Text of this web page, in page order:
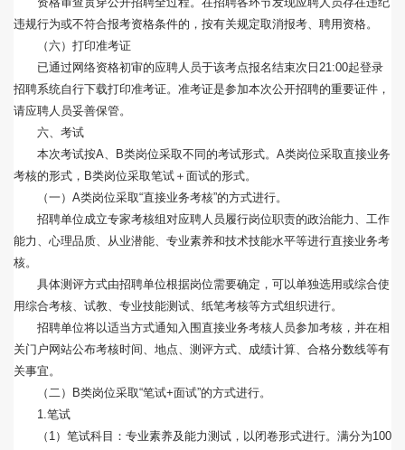
违规行为或不符合报考资格条件的，按有关规定取消报考、聘用资格。
（六）打印准考证
已通过网络资格初审的应聘人员于该考点报名结束次日21:00起登录
招聘系统自行下载打印准考证。准考证是参加本次公开招聘的重要证件，
请应聘人员妥善保管。
六、考试
本次考试按A、B类岗位采取不同的考试形式。A类岗位采取直接业务
考核的形式，B类岗位采取笔试＋面试的形式。
（一）A类岗位采取“直接业务考核”的方式进行。
招聘单位成立专家考核组对应聘人员履行岗位职责的政治能力、工作
能力、心理品质、从业潜能、专业素养和技术技能水平等进行直接业务考
核。
具体测评方式由招聘单位根据岗位需要确定，可以单独选用或综合使
用综合考核、试教、专业技能测试、纸笔考核等方式组织进行。
招聘单位将以适当方式通知入围直接业务考核人员参加考核，并在相
关门户网站公布考核时间、地点、测评方式、成绩计算、合格分数线等有
关事宜。
（二）B类岗位采取“笔试+面试”的方式进行。
1.笔试
（1）笔试科目：专业素养及能力测试，以闭卷形式进行。满分为100